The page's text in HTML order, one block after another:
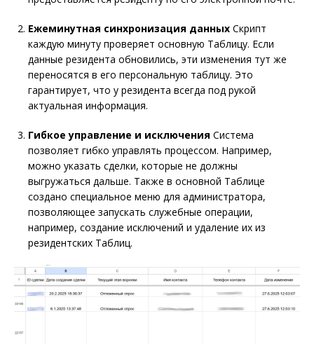
Ежеминутная синхронизация данных Скрипт
каждую минуту проверяет основную Таблицу. Если
данные резидента обновились, эти изменения тут же
переносятся в его персональную таблицу. Это
гарантирует, что у резидента всегда под рукой
актуальная информация.
Гибкое управление и исключения Система
позволяет гибко управлять процессом. Например,
можно указать сделки, которые не должны
выгружаться дальше. Также в основной Таблице
создано специальное меню для администратора,
позволяющее запускать служебные операции,
например, создание исключений и удаление их из
резидентских Таблиц.